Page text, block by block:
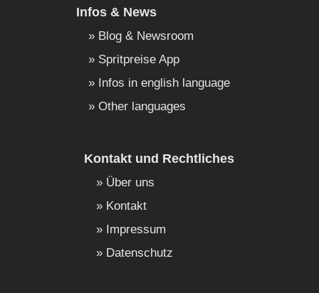
Infos & News
Blog & Newsroom
Spritpreise App
Infos in english language
Other languages
Kontakt und Rechtliches
Über uns
Kontakt
Impressum
Datenschutz